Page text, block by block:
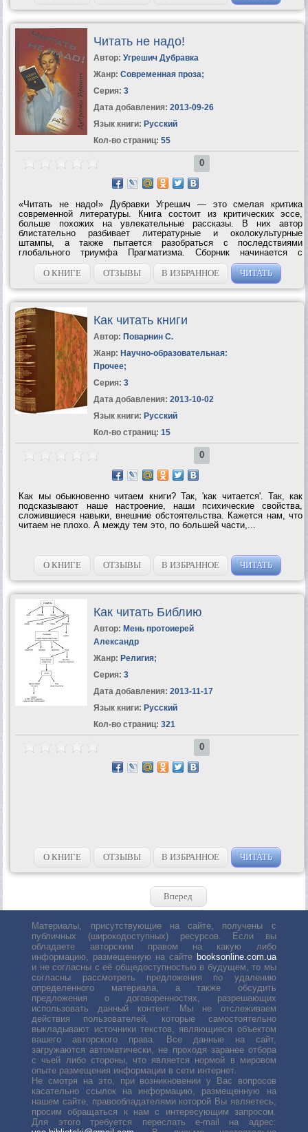
Читать не надо!
Автор: Угрешич Дубравка
Жанр: Современная проза;
Серия: 3
Дата добавления: 2013-09-26
Язык книги: Русский
Кол-во страниц: 55
0
«Читать не надо!» Дубравки Угрешич — это смелая критика
современной литературы. Книга состоит из критических эссе,
больше похожих на увлекательные рассказы. В них автор
блистательно разбивает литературные и околокультурные
штампы, а также пытается разобраться с последствиями
глобального триумфа Прагматизма. Сборник начинается с
остроумной критики книгоиздательского дела, от которой Угрешич
переходит к гораздо более серьезным...
О КНИГЕ ОТЗЫВЫ В ИЗБРАННОЕ ЧИТАТЬ
Как читать книги
Автор: Поварнин С.
Жанр: Научно-образовательная:
Прочее;
Серия: 3
Дата добавления: 2013-10-02
Язык книги: Русский
Кол-во страниц: 15
0
Как мы обыкновенно читаем книги? Так, 'как читается'. Так, как
подсказывают наше настроение, наши психические свойства,
сложившиеся навыки, внешние обстоятельства. Кажется нам, что
читаем не плохо. А между тем это, по большей части,...
О КНИГЕ ОТЗЫВЫ В ИЗБРАННОЕ ЧИТАТЬ
Как читать Библию
Автор: Мень протоиерей
Александр
Жанр: Религия;
Серия: 3
Дата добавления: 2013-11-17
Язык книги: Русский
Кол-во страниц: 321
0
О КНИГЕ ОТЗЫВЫ В ИЗБРАННОЕ ЧИТАТЬ
Вперед
Материалы, присутствующие на сайте, получены с
публичных (широкодоступных) ресурсов. Если вы
обладаете авторским правом на какую либо
информацию, размещенную на сайте booksonline.com.ua
и не согласны с её общедоступностью в будущем, то мы
согласны рассмотреть предложения по удалению
определенного материала, а также обсудить
предложения о договоренностях, разрешающих
использовать данный контент. Мы не отслеживаем
действия пользователей, которые самостоятельно
выкладывают источники текстов, являющиеся объектом
вашего авторского права. Все данные на сайт,
загружаются автоматически, не проходя заранее отбора
с чьей либо стороны, что является нормой в мировом
опыте размещения информации в сети интернет.
Не смотря на это, при возникновении у Вас вопросов
касательно ссылок на информацию, размещенную на
нашем сайте, правообладателями которой Вы являетесь,
просим обращаться к нам с интересующим запросом.
Для этого требуется переслать е-mail на адрес: